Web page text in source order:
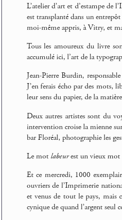
L’atelier d’art et d’estampe de
est transplanté dans un
moi-même appris, à Vitry, et
Tous les amoureux du livre
accumulé ici, l’art de la
Jean-Pierre Burdin,
J’en ferais écho par des mots,
leur sens du papier, de la
Deux autres artistes sont du
intervention croise la mienne
bar Floréal, photographie les
Le motlabeurest un vieux mot
Et ce mercredi, 1000
ouvriers de l’Imprimerie
et venus de tout le pays, mais
cynique de quand l’argent seul